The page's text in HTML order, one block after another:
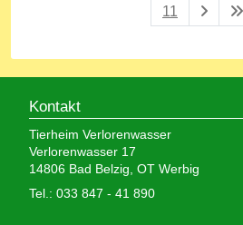
11
Kontakt
Tierheim Verlorenwasser
Verlorenwasser 17
14806 Bad Belzig, OT Werbig
Tel.: 033 847 - 41 890